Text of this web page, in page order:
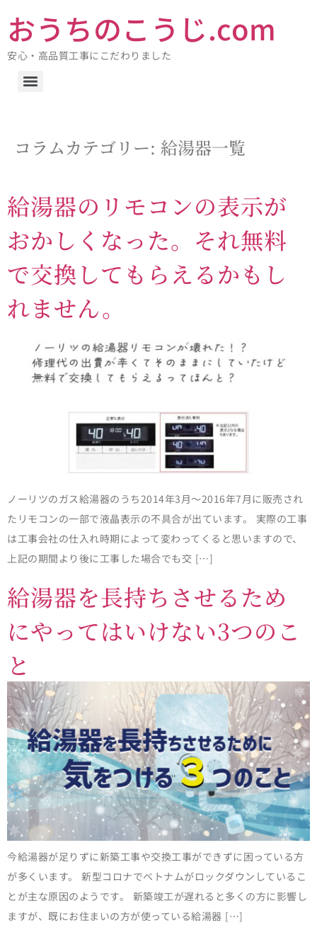
ス
キ
おうちのこうじ.com
安心・高品質工事にこだわりました
コラムカテゴリー: 給湯器一覧
給湯器のリモコンの表示が
おかしくなった。それ無料
で交換してもらえるかもし
れません。
ノーリツのガス給湯器のうち2014年3月～2016年7月に販売され
たリモコンの一部で液晶表示の不具合が出ています。 実際の工事
は工事会社の仕入れ時期によって変わってくると思いますので、
上記の期間より後に工事した場合でも交 […]
給湯器を長持ちさせるため
にやってはいけない3つのこ
と
今給湯器が足りずに新築工事や交換工事ができずに困っている方
が多くいます。 新型コロナでベトナムがロックダウンしているこ
とが主な原因のようです。 新築竣工が遅れると多くの方に影響し
ますが、既にお住まいの方が使っている給湯器 […]